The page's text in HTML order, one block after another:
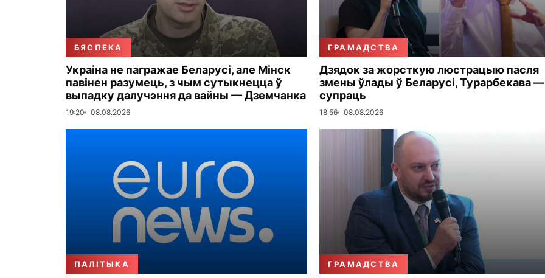
БЯСПЕКА
Украіна не пагражае Беларусі, але Мінск
павінен разумець, з чым сутыкнецца ў
выпадку далучэння да вайны — Дземчанка
19:20 08.08.2026
ГРАМАДСТВА
Дзядок за жорсткую люстрацыю пасля
змены ўлады ў Беларусі, Турарбекава —
супраць
18:56 08.08.2026
ПАЛІТЫКА ГРАМАДСТВА